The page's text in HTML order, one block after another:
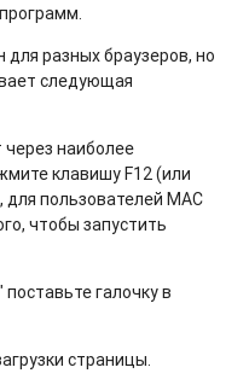
разных браузеров, но
следующая
наиболее
клавишу F12 (или
пользователей MAC
чтобы запустить
галочку в
страницы.